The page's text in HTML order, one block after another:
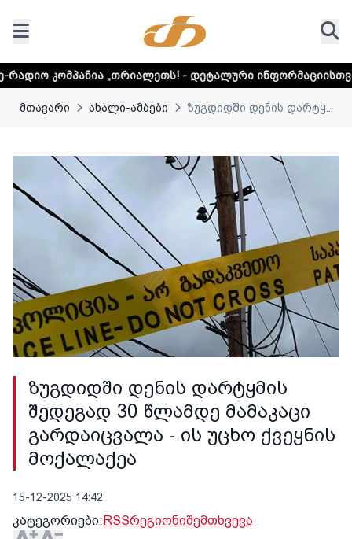
„თრიალეთს! - დეტალური ინფორმაციისთვის
მთავარი ახალი-ამბები ზუგდიდში დენის დარტყ...
ზუგდიდში დენის დარტყმის
შედეგად 30 წლამდე მამაკაცი
გარდაიცვალა - ის უცხო ქვეყნის
მოქალაქეა
15-12-2025 14:42
კატეგორიები:RSSრეგიონიშემთხვევა